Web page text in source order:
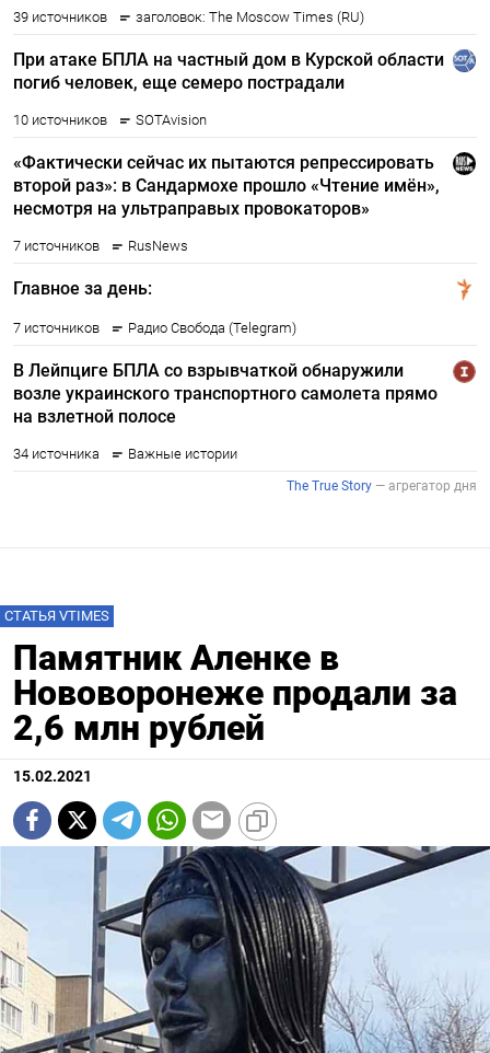
СТАТЬЯ VTIMES
Памятник Аленке в
Нововоронеже продали за
2,6 млн рублей
15.02.2021